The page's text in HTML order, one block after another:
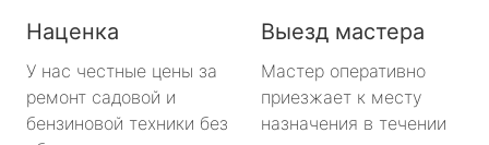
Наценка
У нас честные цены за
ремонт садовой и
бензиновой техники без
Выезд мастера
Мастер оперативно
приезжает к месту
назначения в течении